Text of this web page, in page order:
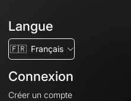
Langue
🇫🇷 Français
Connexion
Créer un compte